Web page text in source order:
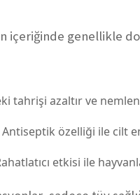
içeriğinde genellikle
tahrişi azaltır ve
Antiseptik özelliği ile cilt
etkisi ile